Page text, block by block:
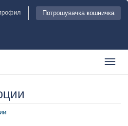
Потрошувачка кошничка